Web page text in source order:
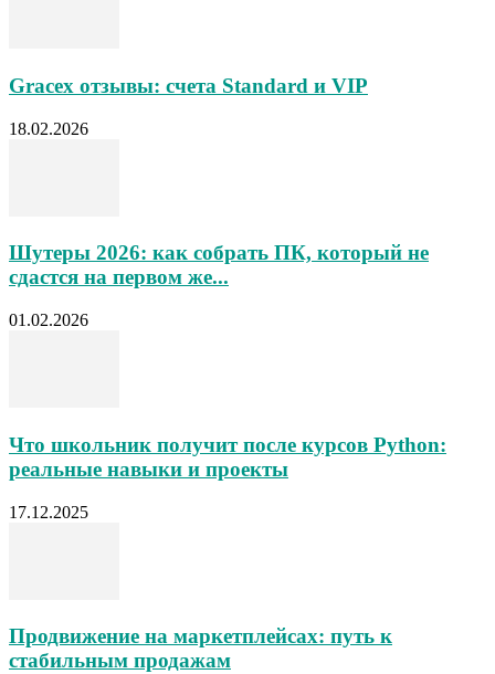
Gracex отзывы: счета Standard и VIP
18.02.2026
Шутеры 2026: как собрать ПК, который не
сдастся на первом же...
01.02.2026
Что школьник получит после курсов Python:
реальные навыки и проекты
17.12.2025
Продвижение на маркетплейсах: путь к
стабильным продажам